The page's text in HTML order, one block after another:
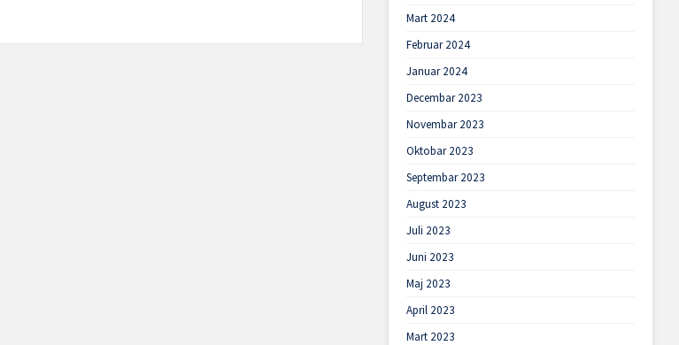
Mart 2024
Februar 2024
Januar 2024
Decembar 2023
Novembar 2023
Oktobar 2023
Septembar 2023
August 2023
Juli 2023
Juni 2023
Maj 2023
April 2023
Mart 2023